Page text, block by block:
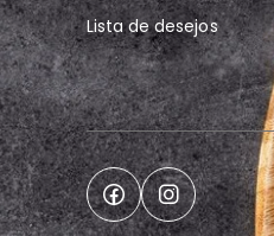
Lista de desejos